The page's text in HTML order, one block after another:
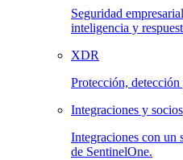
Seguridad
inteligencia y
XDR
Protección, detección
Integraciones y socios
Integraciones con un
de SentinelOne.